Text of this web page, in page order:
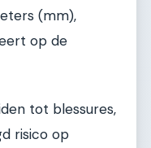
(mm),
op de
tot blessures,
risico op